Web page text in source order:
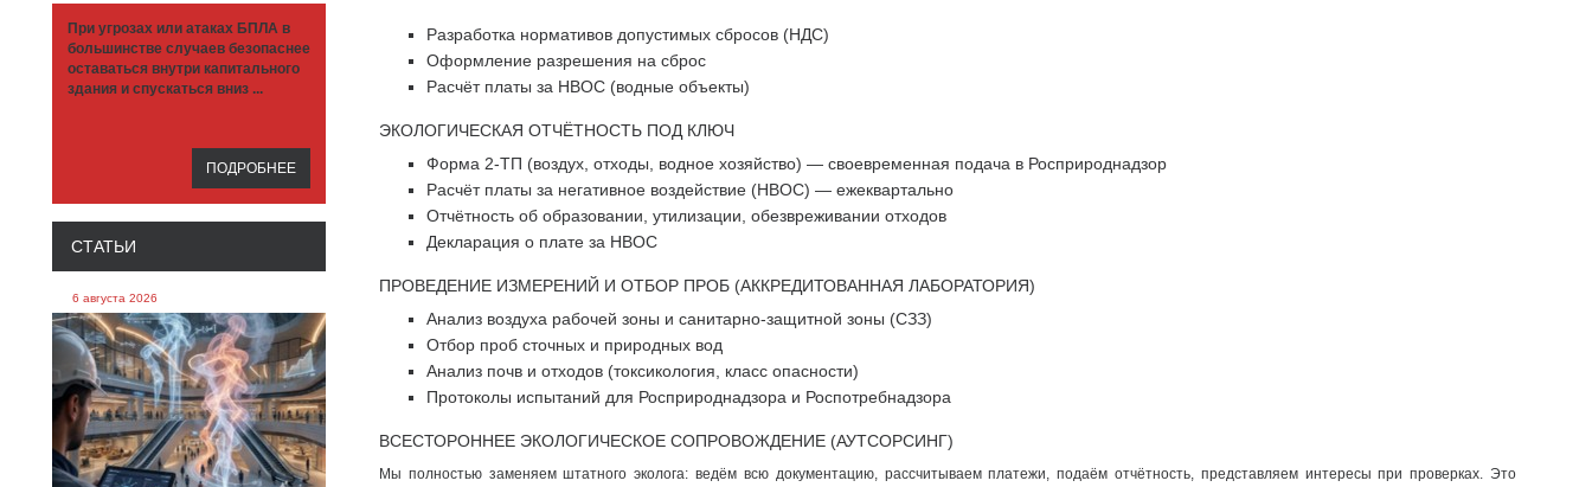
При угрозах или атаках БПЛА в
большинстве случаев безопаснее
оставаться внутри капитального
здания и спускаться вниз ...
ПОДРОБНЕЕ
СТАТЬИ
6 августа 2026
Разработка нормативов допустимых сбросов (НДС)
Оформление разрешения на сброс
Расчёт платы за НВОС (водные объекты)
ЭКОЛОГИЧЕСКАЯ ОТЧЁТНОСТЬ ПОД КЛЮЧ
Форма 2-ТП (воздух, отходы, водное хозяйство) — своевременная подача в Росприроднадзор
Расчёт платы за негативное воздействие (НВОС) — ежеквартально
Отчётность об образовании, утилизации, обезвреживании отходов
Декларация о плате за НВОС
ПРОВЕДЕНИЕ ИЗМЕРЕНИЙ И ОТБОР ПРОБ (АККРЕДИТОВАННАЯ ЛАБОРАТОРИЯ)
Анализ воздуха рабочей зоны и санитарно-защитной зоны (СЗЗ)
Отбор проб сточных и природных вод
Анализ почв и отходов (токсикология, класс опасности)
Протоколы испытаний для Росприроднадзора и Роспотребнадзора
ВСЕСТОРОННЕЕ ЭКОЛОГИЧЕСКОЕ СОПРОВОЖДЕНИЕ (АУТСОРСИНГ)
Мы полностью заменяем штатного эколога: ведём всю документацию, рассчитываем платежи, подаём отчётность, представляем интересы при проверках. Это